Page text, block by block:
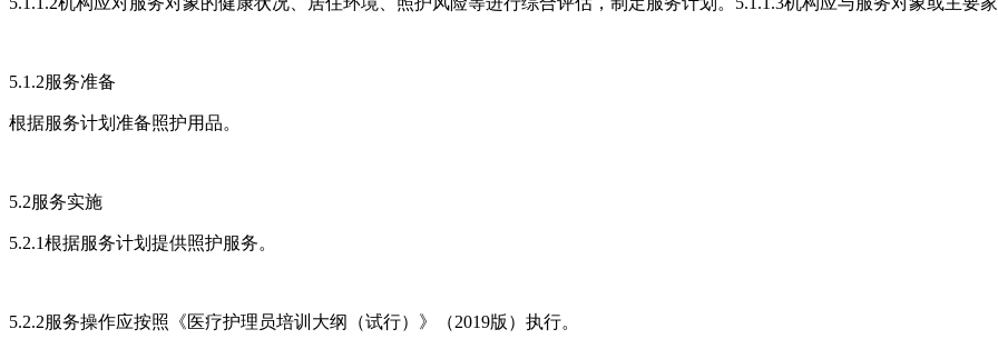
5.1.2服务准备
根据服务计划准备照护用品。
5.2服务实施
5.2.1根据服务计划提供照护服务。
5.2.2服务操作应按照《医疗护理员培训大纲（试行）》（2019版）执行。